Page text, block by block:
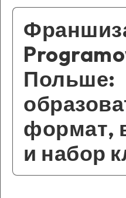
Польше:
формат,
и набор